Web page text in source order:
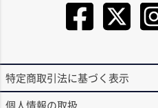
特定商取引法に基づく表示
個人情報の取扱